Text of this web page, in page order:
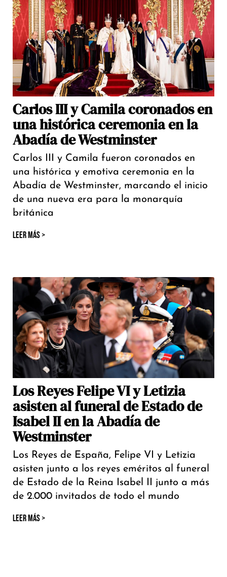
Carlos III y Camila coronados en
una histórica ceremonia en la
Abadía de Westminster
Carlos III y Camila fueron coronados en
una histórica y emotiva ceremonia en la
Abadía de Westminster, marcando el inicio
de una nueva era para la monarquía
británica
LEER MÁS >
Los Reyes Felipe VI y Letizia
asisten al funeral de Estado de
Isabel II en la Abadía de
Westminster
Los Reyes de España, Felipe VI y Letizia
asisten junto a los reyes eméritos al funeral
de Estado de la Reina Isabel II junto a más
de 2.000 invitados de todo el mundo
LEER MÁS >